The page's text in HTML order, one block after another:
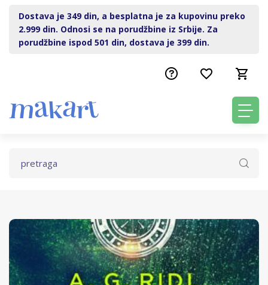
Dostava je 349 din, a besplatna je za kupovinu preko
2.999 din. Odnosi se na porudžbine iz Srbije. Za
porudžbine ispod 501 din, dostava je 399 din.